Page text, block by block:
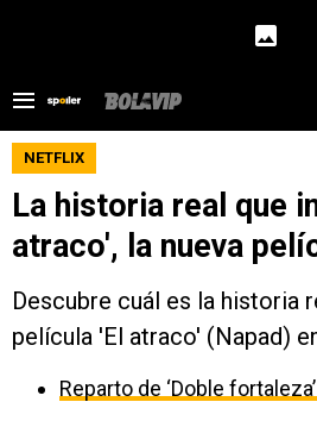
NETFLIX
La historia real que
atraco', la nueva
Descubre cuál es la historia
película 'El atraco' (Napad)
Reparto de ‘Doble